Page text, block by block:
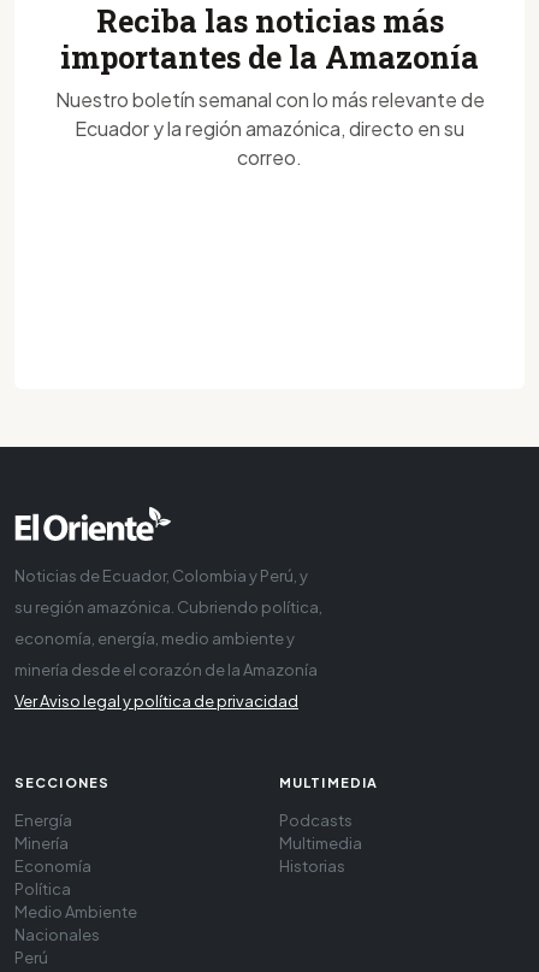
Reciba las noticias más
importantes de la Amazonía
Nuestro boletín semanal con lo más relevante de
Ecuador y la región amazónica, directo en su
correo.
Noticias de Ecuador, Colombia y Perú, y
su región amazónica. Cubriendo política,
economía, energía, medio ambiente y
minería desde el corazón de la Amazonía
Ver Aviso legal y política de privacidad
SECCIONES
Energía
Minería
Economía
Política
Medio Ambiente
Nacionales
Perú
MULTIMEDIA
Podcasts
Multimedia
Historias